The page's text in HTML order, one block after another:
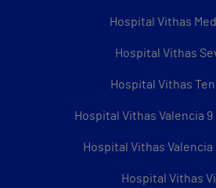
Hospital Vithas
Hospital Vithas
Hospital Vithas
Hospital Vithas Valencia
Hospital Vithas
Hospital Vithas